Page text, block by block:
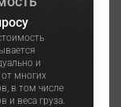
и
от многих
в том числе
и веса груза.